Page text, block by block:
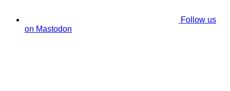
Follow us
on Mastodon